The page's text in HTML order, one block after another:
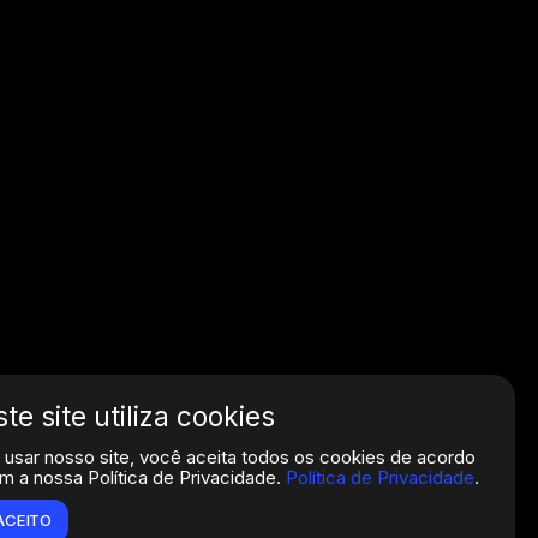
site utiliza cookies
usar nosso site, você aceita todos os cookies de acordo
a nossa Política de Privacidade. Política de Privacidade.